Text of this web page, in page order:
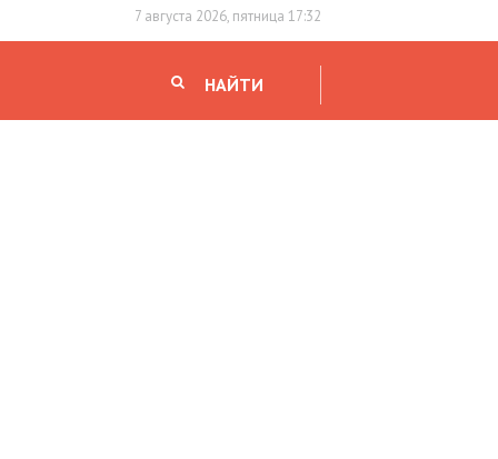
7 августа 2026, пятница 17:32
НАЙТИ